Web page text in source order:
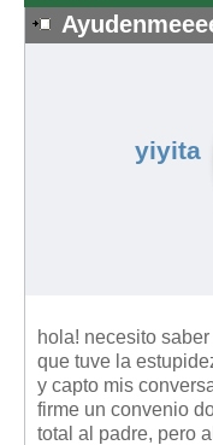
yiyita
hola! necesito
que tuve la
y capto mis
firme un convenio
total al padre, pero